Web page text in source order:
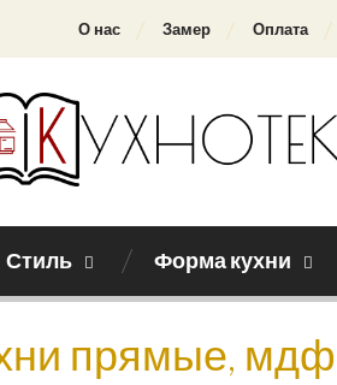
О нас Замер Оплата
Стиль Форма кухни
прямые,